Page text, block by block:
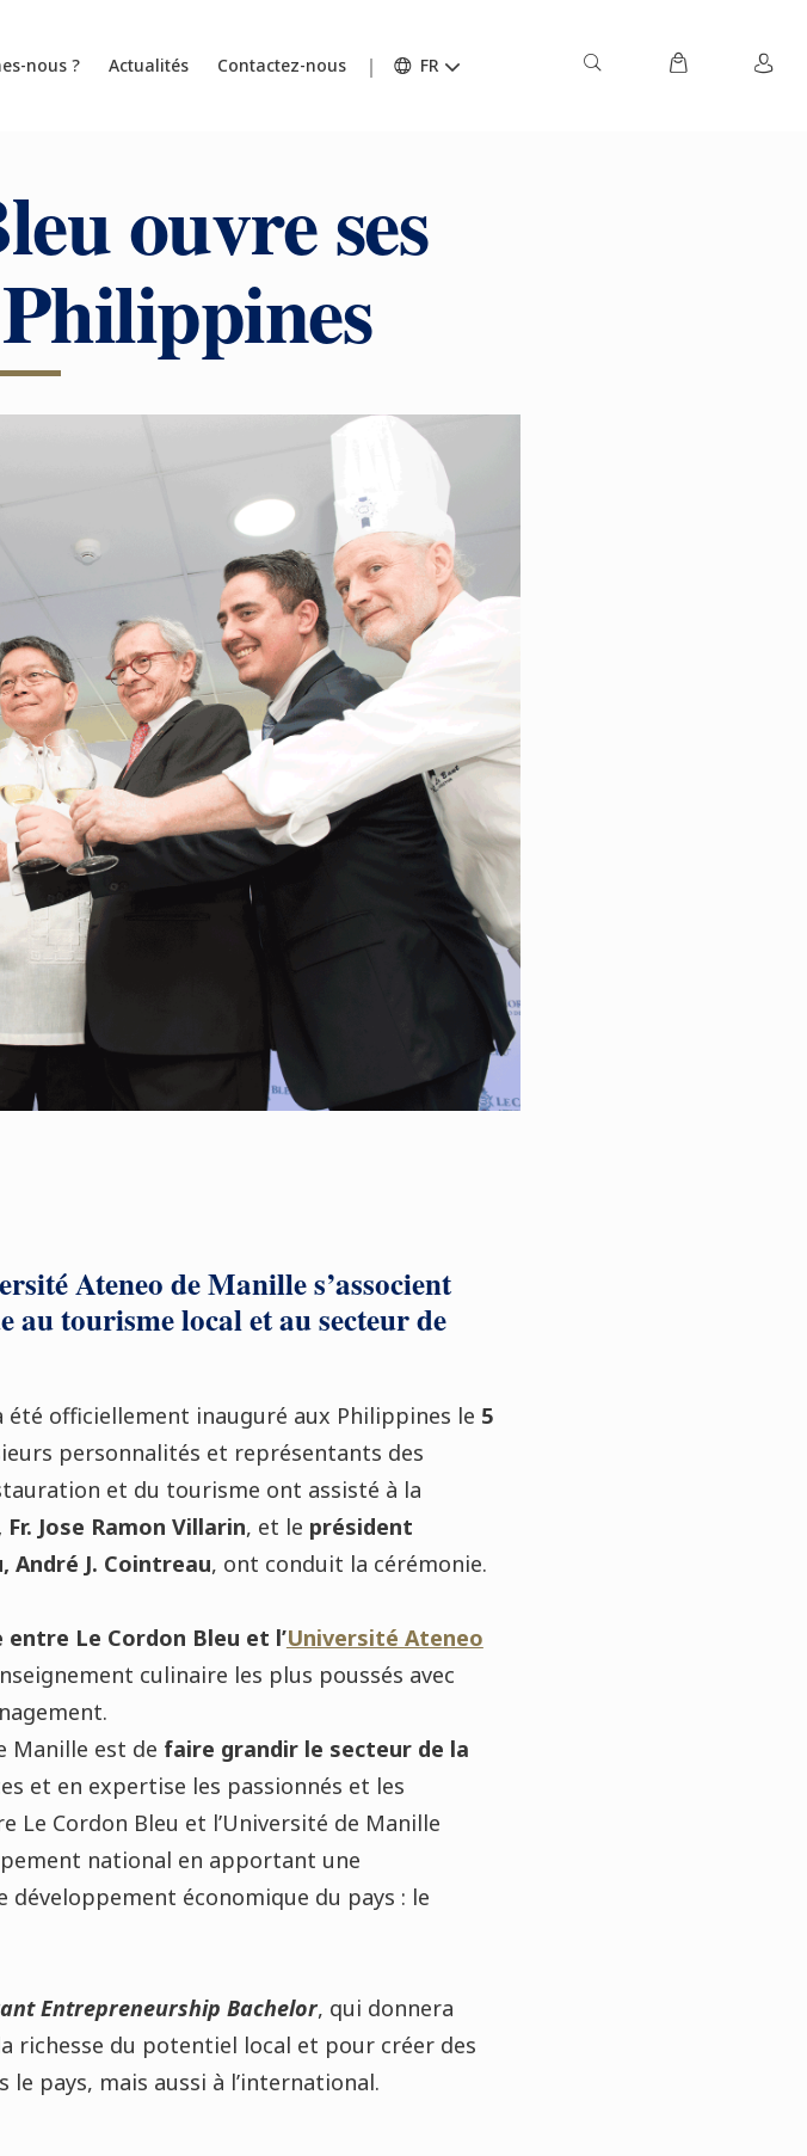
nous ? Actualités Contactez-nous FR
ouvre ses
Ateneo de Manille s’associent
tourisme local et au secteur de
été officiellement inauguré aux Philippines le 5
personnalités et représentants des
et du tourisme ont assisté à la
Jose Ramon Villarin, et le président
André J. Cointreau, ont conduit la cérémonie.
Le Cordon Bleu et l’Université Ateneo
culinaire les plus poussés avec
Manille est de faire grandir le secteur de la
et en expertise les passionnés et les
Cordon Bleu et l’Université de Manille
national en apportant une
économique du pays : le
Entrepreneurship Bachelor, qui donnera
richesse du potentiel local et pour créer des
pays, mais aussi à l’international.